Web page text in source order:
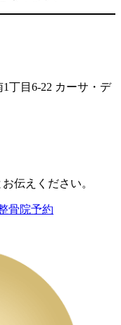
丁目6-22 カーサ・デ
伝えください。